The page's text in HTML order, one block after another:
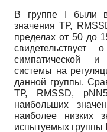
В группе I были
значения ТР,
пределах от 50 до
свидетельствует
симпатической и
системы на
данной группы.
ТР, RMSSD,
наибольших
наиболее низких
испытуемых группы